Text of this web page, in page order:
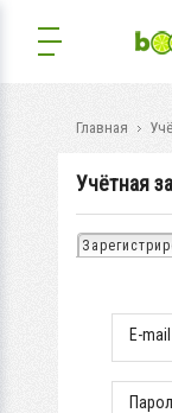
Главная
Учётная
E-mail